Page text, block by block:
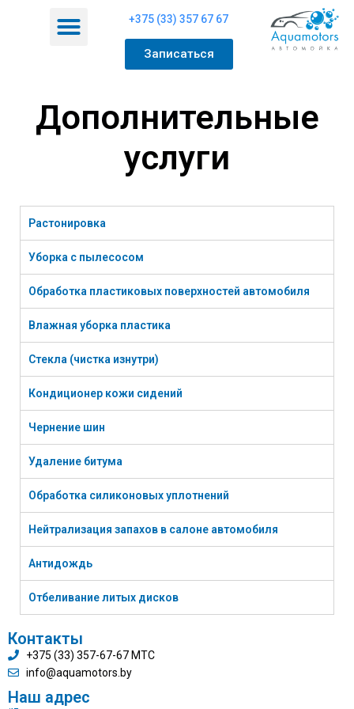
+375 (33) 357 67 67
Записаться
Дополнительные
услуги
Растонировка
Уборка с пылесосом
Обработка пластиковых поверхностей автомобиля
Влажная уборка пластика
Стекла (чистка изнутри)
Кондиционер кожи сидений
Чернение шин
Удаление битума
Обработка силиконовых уплотнений
Нейтрализация запахов в салоне автомобиля
Антидождь
Отбеливание литых дисков
Контакты
+375 (33) 357-67-67 МТС
info@aquamotors.by
Наш адрес